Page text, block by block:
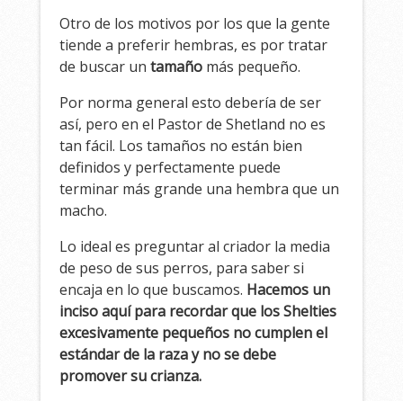
Otro de los motivos por los que la gente
tiende a preferir hembras, es por tratar
de buscar untamaño más pequeño.
Por norma general esto debería de ser
así, pero en el Pastor de Shetland no es
tan fácil. Los tamaños no están bien
definidos y perfectamente puede
terminar más grande una hembra que un
macho.
Lo ideal es preguntar al criador la media
de peso de sus perros, para saber si
encaja en lo que buscamos. Hacemos un
inciso aquí para recordar que los Shelties
excesivamente pequeños no cumplen el
estándar de la raza y no se debe
promover su crianza.